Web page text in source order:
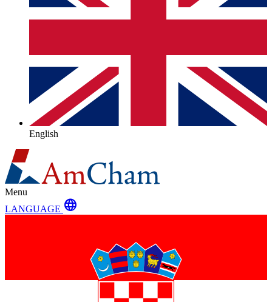
English
Menu
LANGUAGE language